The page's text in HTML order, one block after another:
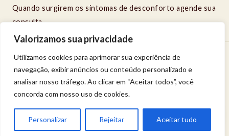
Valorizamos sua privacidade
Utilizamos cookies para aprimorar sua experiência de
navegação, exibir anúncios ou conteúdo personalizado e
analisar nosso tráfego. Ao clicar em “Aceitar todos”, você
concorda com nosso uso de cookies.
Personalizar Rejeitar Aceitar tudo
Quando surgirem os sintomas de desconforto agende sua
consulta.
Venha viver uma experiência de bem-estar.
Entregue a sua saúde a uma profissional qualificada.
Política de privacidade